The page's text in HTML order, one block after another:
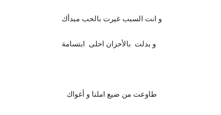
و انت السبب غيرت بالحب مبدأك
و بدلت بالأحزان احلى ابتسامة
طاوعت من ضيع املنا و أغواك